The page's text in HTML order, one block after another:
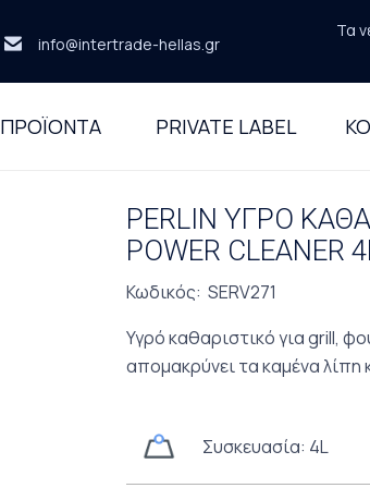
info@intertrade-hellas.gr
Τα
ΠΡΟΪΟΝΤΑ PRIVATE LABEL
PERLIN ΥΓΡΟ
POWER CLEANER
Κωδικός: SERV271
Υγρό καθαριστικό για grill,
απομακρύνει τα καμένα λίπη
Συσκευασία: 4L